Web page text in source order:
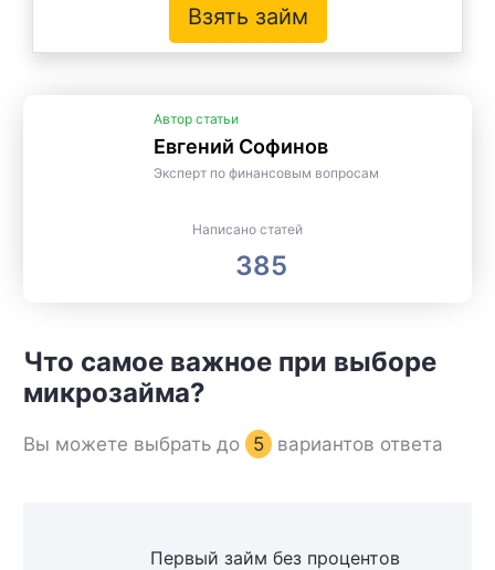
Взять займ
Автор статьи
Евгений Софинов
Эксперт по финансовым вопросам
Написано статей
385
Что самое важное при выборе
микрозайма?
Вы можете выбрать до 5 вариантов ответа
Первый займ без процентов